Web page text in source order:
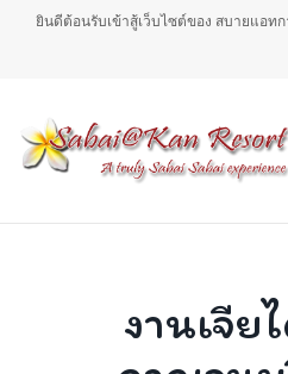
ยินดีต้อนรับเข้าสู้เว็บไซต์ของ สบายแอท
งานเจีย